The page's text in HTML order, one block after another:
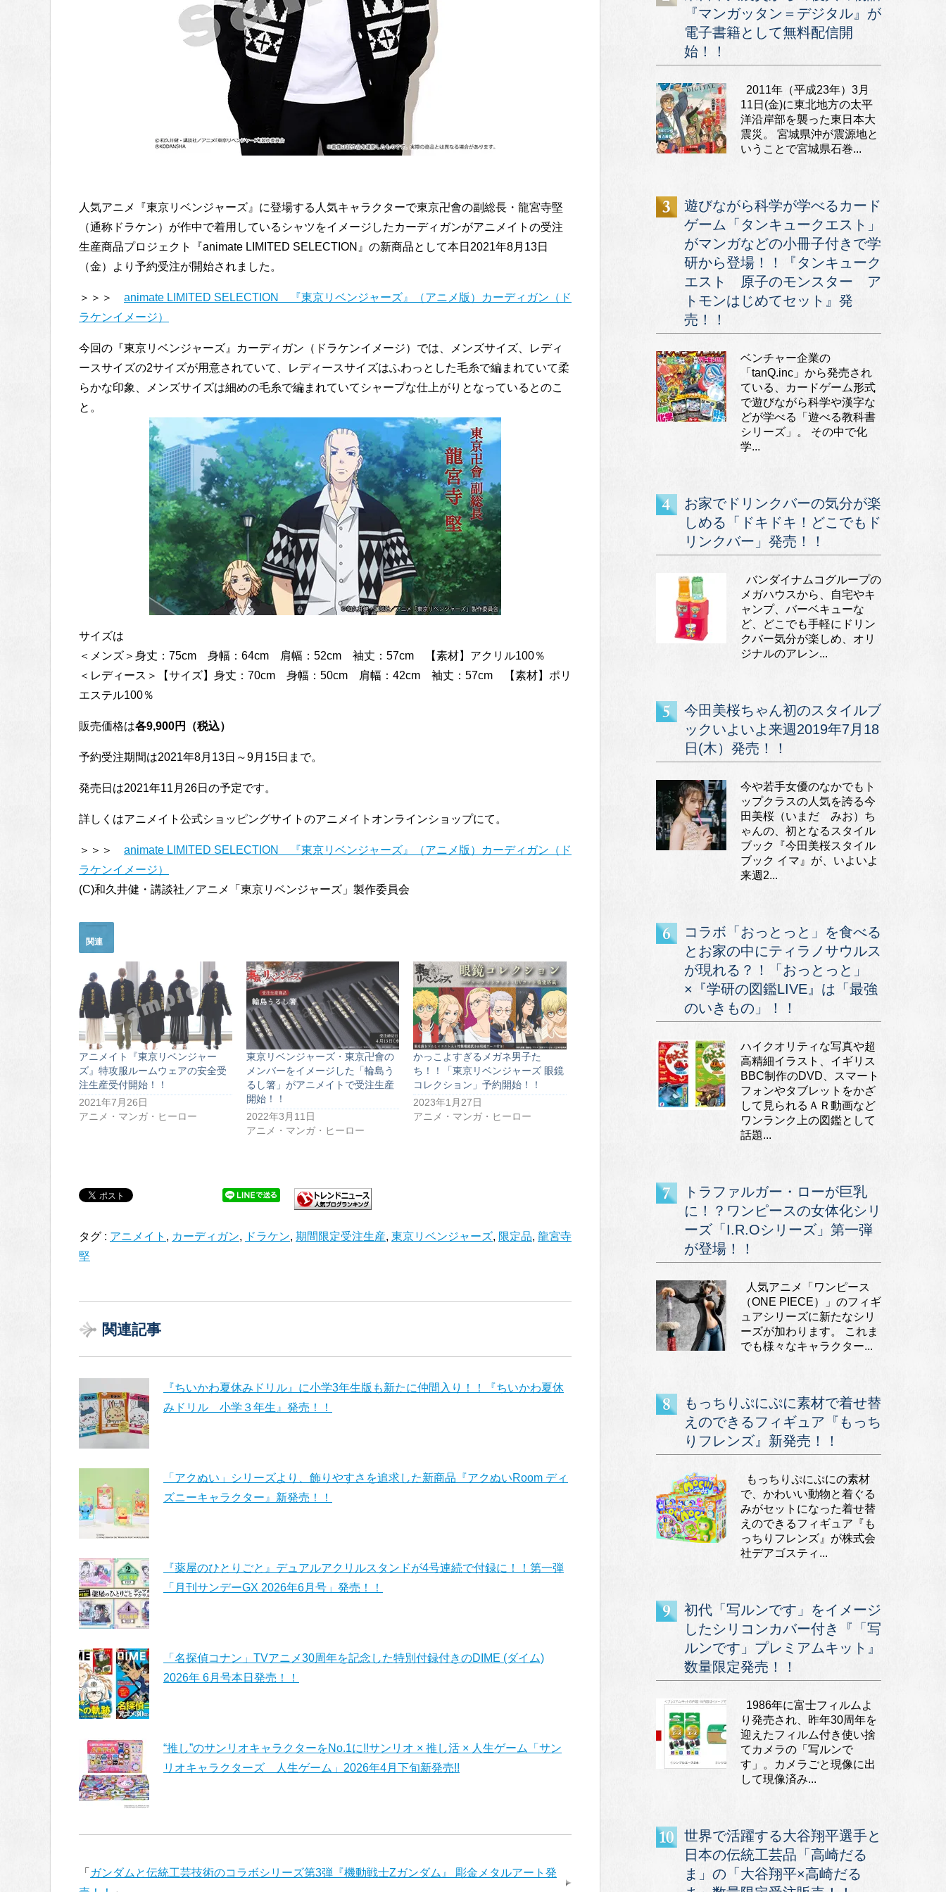
人気アニメ『東京リベンジャーズ』に登場する人気キャラクターで東京卍會の副総長・龍宮寺堅
（通称ドラケン）が作中で着用しているシャツをイメージしたカーディガンがアニメイトの受注
生産商品プロジェクト『animate LIMITED SELECTION』の新商品として本日2021年8月13日
（金）より予約受注が開始されました。
＞＞＞ animate LIMITED SELECTION 『東京リベンジャーズ』（アニメ版）カーディガン（ド
ラケンイメージ）
今回の『東京リベンジャーズ』カーディガン（ドラケンイメージ）では、メンズサイズ、レディ
ースサイズの2サイズが用意されていて、レディースサイズはふわっとした毛糸で編まれていて柔
らかな印象、メンズサイズは細めの毛糸で編まれていてシャープな仕上がりとなっているとのこ
と。
サイズは
＜メンズ＞身丈：75cm 身幅：64cm 肩幅：52cm 袖丈：57cm 【素材】アクリル100％
＜レディース＞【サイズ】身丈：70cm 身幅：50cm 肩幅：42cm 袖丈：57cm 【素材】ポリ
エステル100％
販売価格は各9,900円（税込）
予約受注期間は2021年8月13日～9月15日まで。
発売日は2021年11月26日の予定です。
詳しくはアニメイト公式ショッピングサイトのアニメイトオンラインショップにて。
＞＞＞ animate LIMITED SELECTION 『東京リベンジャーズ』（アニメ版）カーディガン（ド
ラケンイメージ）
(C)和久井健・講談社／アニメ「東京リベンジャーズ」製作委員会
関連
アニメイト『東京リベンジャー
ズ』特攻服ルームウェアの安全受
注生産受付開始！！
2021年7月26日
アニメ・マンガ・ヒーロー
東京リベンジャーズ・東京卍會の
メンバーをイメージした「輪島う
るし箸」がアニメイトで受注生産
開始！！
2022年3月11日
アニメ・マンガ・ヒーロー
かっこよすぎるメガネ男子た
ち！！「東京リベンジャーズ 眼鏡
コレクション」予約開始！！
2023年1月27日
アニメ・マンガ・ヒーロー
タグ : アニメイト , カーディガン, ドラケン, 期間限定受注生産, 東京リベンジャーズ, 限定品, 龍宮寺
堅
関連記事
『ちいかわ夏休みドリル』に小学3年生版も新たに仲間入り！！『ちいかわ夏休
みドリル 小学３年生』発売！！
「アクぬい」シリーズより、飾りやすさを追求した新商品『アクぬいRoom ディ
ズニーキャラクター』新発売！！
『薬屋のひとりごと』デュアルアクリルスタンドが4号連続で付録に！！第一弾
「月刊サンデーGX 2026年6月号」発売！！
「名探偵コナン」TVアニメ30周年を記念した特別付録付きのDIME (ダイム)
2026年 6月号本日発売！！
“推し”のサンリオキャラクターをNo.1に!!サンリオ × 推し活 × 人生ゲーム「サン
リオキャラクターズ 人生ゲーム」2026年4月下旬新発売!!
「 ガンダムと伝統工芸技術のコラボシリーズ第3弾『機動戦士Zガンダム』 彫金メタルアート発
『マンガッタン＝デジタル』が
電子書籍として無料配信開
始！！
2011年（平成23年）3月
11日(金)に東北地方の太平
洋沿岸部を襲った東日本大
震災。 宮城県沖が震源地と
いうことで宮城県石巻...
遊びながら科学が学べるカード
ゲーム「タンキュークエスト」
がマンガなどの小冊子付きで学
研から登場！！『タンキューク
エスト 原子のモンスター ア
トモンはじめてセット』発
売！！
ベンチャー企業の
「tanQ.inc」から発売され
ている、カードゲーム形式
で遊びながら科学や漢字な
どが学べる「遊べる教科書
シリーズ」。 その中で化
学...
お家でドリンクバーの気分が楽
しめる「ドキドキ！どこでもド
リンクバー」発売！！
バンダイナムコグループの
メガハウスから、自宅やキ
ャンプ、バーベキューな
ど、どこでも手軽にドリン
クバー気分が楽しめ、オリ
ジナルのアレン...
今田美桜ちゃん初のスタイルブ
ックいよいよ来週2019年7月18
日(木）発売！！
今や若手女優のなかでもト
ップクラスの人気を誇る今
田美桜（いまだ みお）ち
ゃんの、初となるスタイル
ブック『今田美桜スタイル
ブック イマ』が、いよいよ
来週2...
コラボ「おっとっと」を食べる
とお家の中にティラノサウルス
が現れる？！「おっとっと」
×『学研の図鑑LIVE』は「最強
のいきもの」！！
ハイクオリティな写真や超
高精細イラスト、イギリス
BBC制作のDVD、スマート
フォンやタブレットをかざ
して見られるＡＲ動画など
ワンランク上の図鑑として
話題...
トラファルガー・ローが巨乳
に！？ワンピースの女体化シリ
ーズ「I.R.Oシリーズ」第一弾
が登場！！
人気アニメ「ワンピース
（ONE PIECE）」のフィギ
ュアシリーズに新たなシリ
ーズが加わります。 これま
でも様々なキャラクター...
もっちりぷにぷに素材で着せ替
えのできるフィギュア『もっち
りフレンズ』新発売！！
もっちりぷにぷにの素材
で、かわいい動物と着ぐる
みがセットになった着せ替
えのできるフィギュア『も
っちりフレンズ』が株式会
社デアゴスティ...
初代「写ルンです」をイメージ
したシリコンカバー付き『「写
ルンです」プレミアムキット』
数量限定発売！！
1986年に富士フィルムよ
り発売され、昨年30周年を
迎えたフィルム付き使い捨
てカメラの「写ルンで
す」。カメラごと現像に出
して現像済み...
世界で活躍する大谷翔平選手と
日本の伝統工芸品「高崎だる
ま」の「大谷翔平×高崎だる